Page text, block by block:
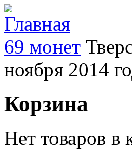
69 монет
ноября 2014
Корзина
Нет товаров в